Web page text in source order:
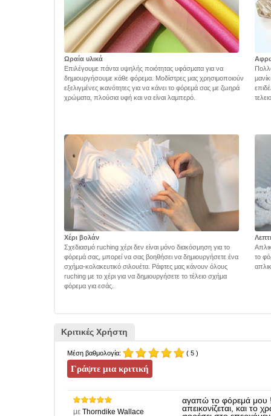
Ωραία υλικά
Επιλέγουμε πάντα υψηλής ποιότητας υφάσματα για να
δημιουργήσουμε κάθε φόρεμα. Μοδίστρες μας χρησιμοποιούν
εξελιγμένες ικανότητες για να κάνει το φόρεμά σας με ζωηρά
χρώματα, πλούσια υφή και να είναι λαμπερό.
Χέρι βολάν
Σχεδιασμό ruching χέρι δεν είναι μόνο διακόσμηση για το
φόρεμά σας, μπορεί να σας βοηθήσει να δημιουργήσετε ένα
σχήμα-κολακευτικό σιλουέτα. Ράφτες μας κάνουν όλους
ruching με το χέρι για να δημιουργήσετε το τέλειο σχήμα
φόρεμα για εσάς.
το
Κριτικές Χρήστη
Μέση βαθμολογία: ( 5 )
με Thorndike Wallace
αγαπώ το φόρεμά μου
απεικονίζεται, και το